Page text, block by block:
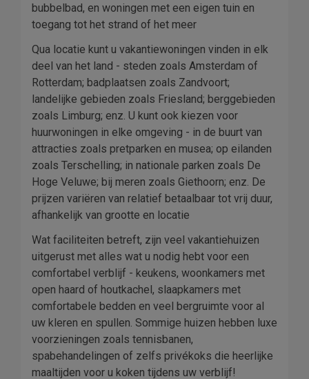
bubbelbad, en woningen met een eigen tuin en
toegang tot het strand of het meer
Qua locatie kunt u vakantiewoningen vinden in elk
deel van het land - steden zoals Amsterdam of
Rotterdam; badplaatsen zoals Zandvoort;
landelijke gebieden zoals Friesland; berggebieden
zoals Limburg; enz. U kunt ook kiezen voor
huurwoningen in elke omgeving - in de buurt van
attracties zoals pretparken en musea; op eilanden
zoals Terschelling; in nationale parken zoals De
Hoge Veluwe; bij meren zoals Giethoorn; enz. De
prijzen variëren van relatief betaalbaar tot vrij duur,
afhankelijk van grootte en locatie
Wat faciliteiten betreft, zijn veel vakantiehuizen
uitgerust met alles wat u nodig hebt voor een
comfortabel verblijf - keukens, woonkamers met
open haard of houtkachel, slaapkamers met
comfortabele bedden en veel bergruimte voor al
uw kleren en spullen. Sommige huizen hebben luxe
voorzieningen zoals tennisbanen,
spabehandelingen of zelfs privékoks die heerlijke
maaltijden voor u koken tijdens uw verblijf!